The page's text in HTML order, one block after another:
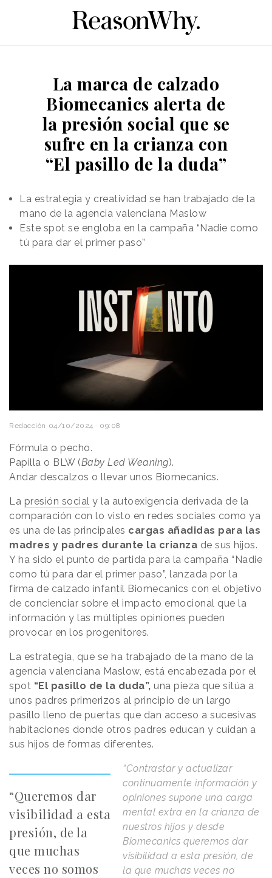
La marca de calzado
Biomecanics alerta de
la presión social que se
sufre en la crianza con
“El pasillo de la duda”
La estrategia y creatividad se han trabajado de la
mano de la agencia valenciana Maslow
Este spot se engloba en la campaña “Nadie como
tú para dar el primer paso”
Redacción 04/10/2024 · 09:08
Fórmula o pecho.
Papilla o BLW (Baby Led Weaning).
Andar descalzos o llevar unos Biomecanics.
La presión social y la autoexigencia derivada de la
comparación con lo visto en redes sociales como ya
es una de las principales cargas añadidas para las
madres y padres durante la crianza de sus hijos.
Y ha sido el punto de partida para la campaña “Nadie
como tú para dar el primer paso”, lanzada por la
firma de calzado infantil Biomecanics con el objetivo
de concienciar sobre el impacto emocional que la
información y las múltiples opiniones pueden
provocar en los progenitores.
La estrategia, que se ha trabajado de la mano de la
agencia valenciana Maslow, está encabezada por el
spot “El pasillo de la duda”, una pieza que sitúa a
unos padres primerizos al principio de un largo
pasillo lleno de puertas que dan acceso a sucesivas
habitaciones donde otros padres educan y cuidan a
sus hijos de formas diferentes.
“Queremos dar
visibilidad a esta
presión, de la
que muchas
veces no somos
“Contrastar y actualizar
continuamente información y
opiniones supone una carga
mental extra en la crianza de
nuestros hijos y desde
Biomecanics queremos dar
visibilidad a esta presión, de
la que muchas veces no